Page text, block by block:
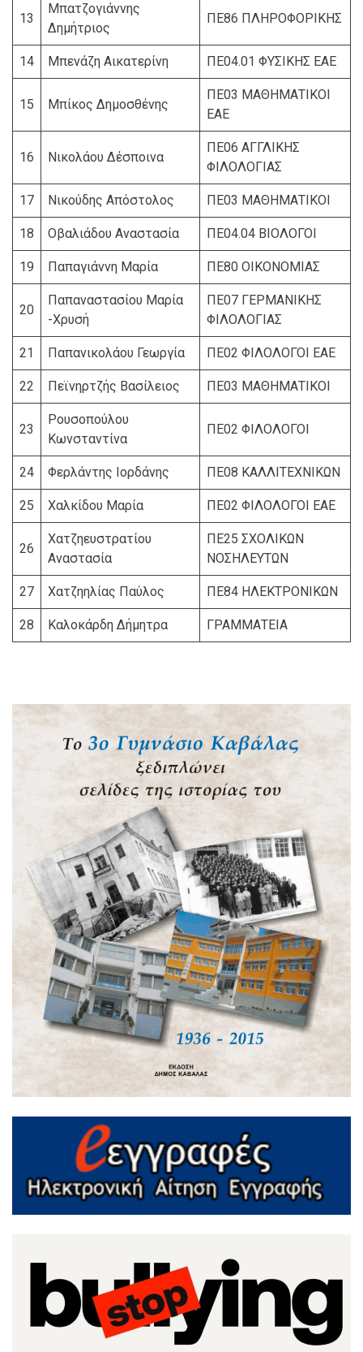
13
Μπατζογιάννης
Δημήτριος
ΠΕ86 ΠΛΗΡΟΦΟΡΙΚΗΣ
14 Μπενάζη Αικατερίνη ΠΕ04.01 ΦΥΣΙΚΗΣ ΕΑΕ
15 Μπίκος Δημοσθένης
ΠΕ03 ΜΑΘΗΜΑΤΙΚΟΙ
ΕΑΕ
16 Νικολάου Δέσποινα
ΠΕ06 ΑΓΓΛΙΚΗΣ
ΦΙΛΟΛΟΓΙΑΣ
17 Νικούδης Απόστολος ΠΕ03 ΜΑΘΗΜΑΤΙΚΟΙ
18 Οβαλιάδου Αναστασία ΠΕ04.04 ΒΙΟΛΟΓΟΙ
19 Παπαγιάννη Μαρία ΠΕ80 ΟΙΚΟΝΟΜΙΑΣ
20
Παπαναστασίου Μαρία
-Χρυσή
ΠΕ07 ΓΕΡΜΑΝΙΚΗΣ
ΦΙΛΟΛΟΓΙΑΣ
21 Παπανικολάου Γεωργία ΠΕ02 ΦΙΛΟΛΟΓΟΙ ΕΑΕ
22 Πεϊνηρτζής Βασίλειος ΠΕ03 ΜΑΘΗΜΑΤΙΚΟΙ
23
Ρουσοπούλου
Κωνσταντίνα
ΠΕ02 ΦΙΛΟΛΟΓΟΙ
24 Φερλάντης Ιορδάνης ΠΕ08 ΚΑΛΛΙΤΕΧΝΙΚΩΝ
25 Χαλκίδου Μαρία ΠΕ02 ΦΙΛΟΛΟΓΟΙ ΕΑΕ
26
Χατζηευστρατίου
Αναστασία
ΠΕ25 ΣΧΟΛΙΚΩΝ
ΝΟΣΗΛΕΥΤΩΝ
27 Χατζηηλίας Παύλος ΠΕ84 ΗΛΕΚΤΡΟΝΙΚΩΝ
28 Καλοκάρδη Δήμητρα ΓΡΑΜΜΑΤΕΙΑ